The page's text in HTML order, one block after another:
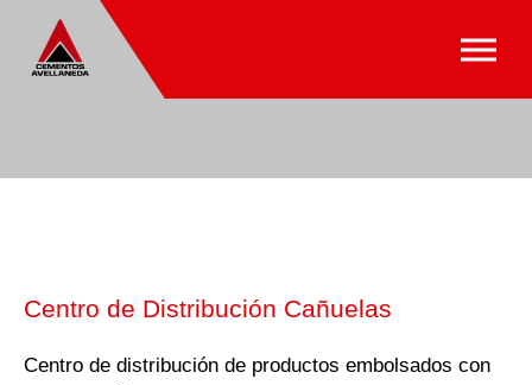
Centro de Distribución Cañuelas
Centro de distribución de productos embolsados con